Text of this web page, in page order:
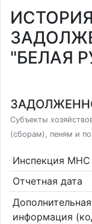
ИСТОРИЯ
"БЕЛАЯ
Субъекты
(сборам), пеням и
Инспекция МНС
Отчетная дата
Дополнительная
информация